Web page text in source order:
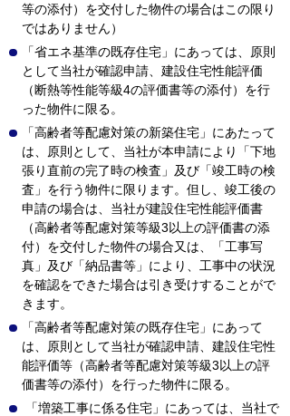
等の添付）を交付した物件の場合はこの限り
ではありません）
「省エネ基準の既存住宅」にあっては、原則
として当社が確認申請、建設住宅性能評価
（断熱等性能等級4の評価書等の添付）を行
った物件に限る。
「高齢者等配慮対策の新築住宅」にあたって
は、原則として、当社が本申請により「下地
張り直前の完了時の検査」及び「竣工時の検
査」を行う物件に限ります。但し、竣工後の
申請の場合は、当社が建設住宅性能評価書
（高齢者等配慮対策等級3以上の評価書の添
付）を交付した物件の場合又は、「工事写
真」及び「納品書等」により、工事中の状況
を確認をできた場合は引き受けすることがで
きます。
「高齢者等配慮対策の既存住宅」にあって
は、原則として当社が確認申請、建設住宅性
能評価等（高齢者等配慮対策等級3以上の評
価書等の添付）を行った物件に限る。
「増築工事に係る住宅」にあっては、当社で